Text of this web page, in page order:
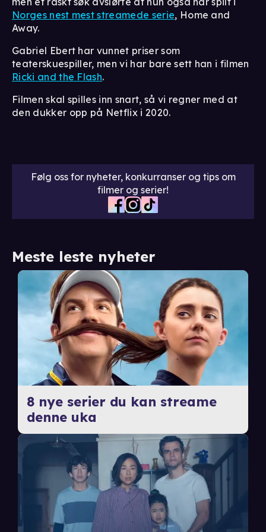
Norges nest mest streamede serie, Home and
Away.
Gabriel Ebert har vunnet priser som
teaterskuespiller, men vi har bare sett han i filmen
Ricki and the Flash.
Filmen skal spilles inn snart, så vi regner med at
den dukker opp på Netflix i 2020.
Følg oss for nyheter, konkurranser og tips om
filmer og serier!
Meste leste nyheter
8 nye serier du kan streame
denne uka